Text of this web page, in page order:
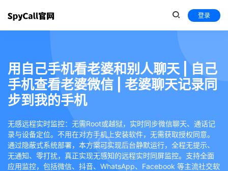
登录
用自己手机看老婆和别人聊天 | 自己
手机查看老婆微信 | 老婆聊天记录同
步到我的手机
无感远程实时监控：无需Root或越狱，实时同步微信聊天、通话记
录与设备定位。不用在对方手机上安装软件，无需获取授权同意。
通过隐蔽式系统部署，本方案可实现后台静默运行，全程无提示、
无通知、零打扰，真正实现无感知的远程实时同屏监控。支持全面
应用监控，包括微信、抖音、WhatsApp、Facebook 等主流社交软